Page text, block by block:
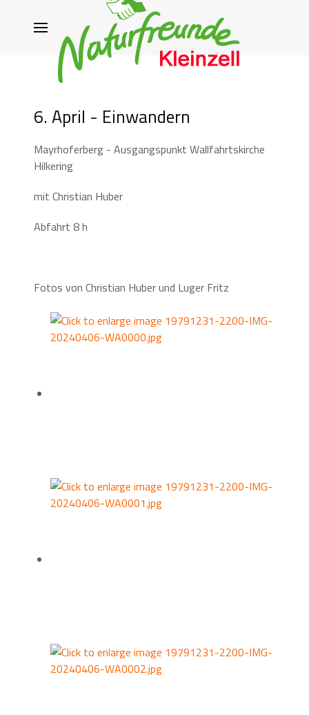
6. April - Einwandern
Mayrhoferberg - Ausgangspunkt Wallfahrtskirche
Hilkering
mit Christian Huber
Abfahrt 8 h
Fotos von Christian Huber und Luger Fritz